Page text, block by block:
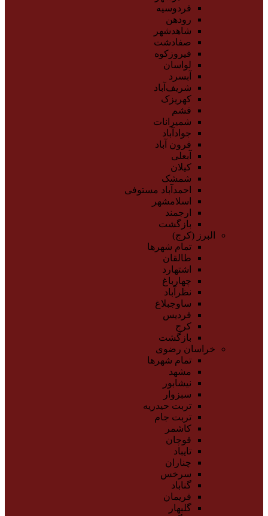
فردوسیه
رودهن
شاهدشهر
صفادشت
فیروزکوه
لواسان
آبسرد
شریف‌آباد
کهریزک
فشم
شمیرانات
جوادآباد
فرون آباد
آبعلی
کیلان
شمشک
احمدآباد مستوفی
اسلامشهر
ارجمند
بازگشت
البرز (کرج)
تمام شهر‌ها
طالقان
اشتهارد
چهارباغ
نظرآباد
ساوجبلاغ
فردیس
کرج
بازگشت
خراسان رضوی
تمام شهر‌ها
مشهد
نیشابور
سبزوار
تربت حیدریه
تربت جام
کاشمر
قوچان
تایباد
چناران
سرخس
گناباد
فریمان
گلبهار